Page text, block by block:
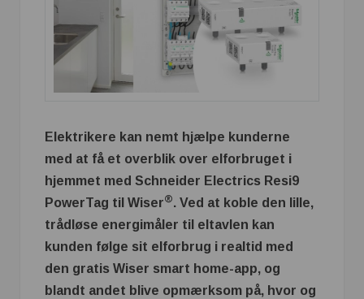
Elektrikere kan nemt hjælpe kunderne
med at få et overblik over elforbruget i
hjemmet med Schneider Electrics Resi9
PowerTag til Wiser®. Ved at koble den lille,
trådløse energimåler til eltavlen kan
kunden følge sit elforbrug i realtid med
den gratis Wiser smart home-app, og
blandt andet blive opmærksom på, hvor og